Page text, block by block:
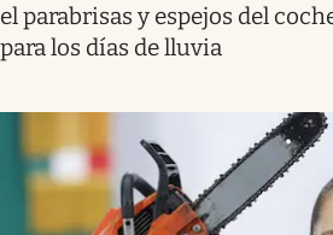
el parabrisas y espejos del
para los días de lluvia